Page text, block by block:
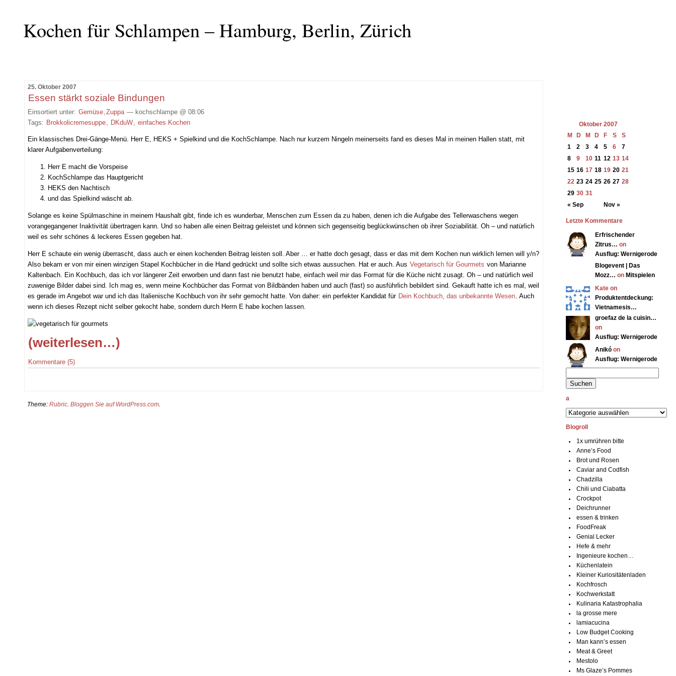
Kochen für Schlampen – Hamburg, Berlin, Zürich
25. Oktober 2007
Essen stärkt soziale Bindungen
Einsortiert unter: Gemüse Zuppa — kochschlampe @ 08:06
Tags: Brokkolicremesuppe DKduW einfaches Kochen
Ein klassisches Drei-Gänge-Menü. Herr E, HEKS + Spielkind und die KochSchlampe. Nach nur kurzem Ningeln meinerseits fand es dieses Mal in meinen Hallen statt, mit
klarer Aufgabenverteilung:
Herr E macht die Vorspeise
KochSchlampe das Hauptgericht
HEKS den Nachtisch
und das Spielkind wäscht ab.
Solange es keine Spülmaschine in meinem Haushalt gibt, finde ich es wunderbar, Menschen zum Essen da zu haben, denen ich die Aufgabe des Tellerwaschens wegen
vorangegangener Inaktivität übertragen kann. Und so haben alle einen Beitrag geleistet und können sich gegenseitig beglückwünschen ob ihrer Soziabilität. Oh – und natürlich
weil es sehr schönes & leckeres Essen gegeben hat.
Herr E schaute ein wenig überrascht, dass auch er einen kochenden Beitrag leisten soll. Aber … er hatte doch gesagt, dass er das mit dem Kochen nun wirklich lernen will y/n?
Also bekam er von mir einen winzigen Stapel Kochbücher in die Hand gedrückt und sollte sich etwas aussuchen. Hat er auch. Aus Vegetarisch für Gourmets von Marianne
Kaltenbach. Ein Kochbuch, das ich vor längerer Zeit erworben und dann fast nie benutzt habe, einfach weil mir das Format für die Küche nicht zusagt. Oh – und natürlich weil
zuwenige Bilder dabei sind. Ich mag es, wenn meine Kochbücher das Format von Bildbänden haben und auch (fast) so ausführlich bebildert sind. Gekauft hatte ich es mal, weil
es gerade im Angebot war und ich das Italienische Kochbuch von ihr sehr gemocht hatte. Von daher: ein perfekter Kandidat für Dein Kochbuch, das unbekannte Wesen . Auch
wenn ich dieses Rezept nicht selber gekocht habe, sondern durch Herrn E habe kochen lassen.
(weiterlesen…)
Kommentare (5)
Oktober 2007
M
D M D F S S
« Sep Nov »
1 2 3 4 5 6
7
8
9 10 11 12 13 14
15 16 17 18 19 20 21
22 23 24 25 26 27 28
29 30 31
Letzte Kommentare
Erfrischender
Zitrus… on
Ausflug: Wernigerode
Blogevent | Das
Mozz… on Mitspielen
Kate on
Produktentdeckung:
Vietnamesis…
groefaz de la cuisin…
on
Ausflug: Wernigerode
Anikó on
Ausflug: Wernigerode
a
Blogroll
1x umrühren bitte
Anne’s Food
Brot und Rosen
Caviar and Codfish
Chadzilla
Chili und Ciabatta
Crockpot
Deichrunner
essen & trinken
FoodFreak
Genial Lecker
Hefe & mehr
Ingenieure kochen…
Küchenlatein
Kleiner Kuriositätenladen
Kochfrosch
Kochwerkstatt
Kulinaria Katastrophalia
la grosse mere
lamiacucina
Low Budget Cooking
Man kann’s essen
Meat & Greet
Mestolo
Ms Glaze’s Pommes
Theme: Rubric. Bloggen Sie auf WordPress.com.